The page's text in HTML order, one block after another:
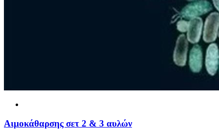
Αιμοκάθαρσης σετ 2 & 3 αυλών